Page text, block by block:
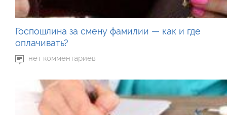
Госпошлина за смену фамилии — как и где
оплачивать?
нет комментариев